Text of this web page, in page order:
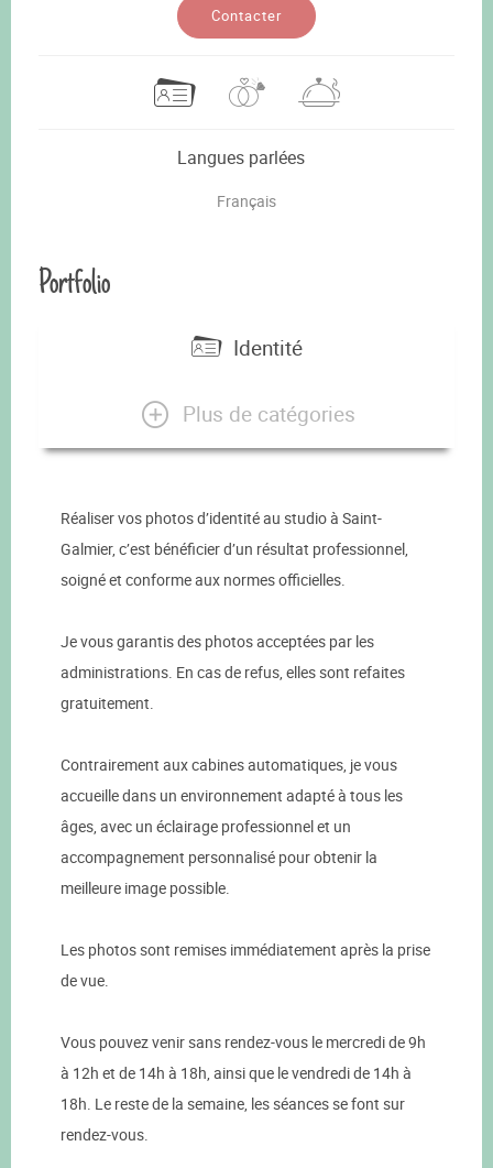
Contacter
Langues parlées
Français
Portfolio
Identité
Plus de catégories
Réaliser vos photos d’identité au studio à Saint-
Galmier, c’est bénéficier d’un résultat professionnel,
soigné et conforme aux normes officielles.
Je vous garantis des photos acceptées par les
administrations. En cas de refus, elles sont refaites
gratuitement.
Contrairement aux cabines automatiques, je vous
accueille dans un environnement adapté à tous les
âges, avec un éclairage professionnel et un
accompagnement personnalisé pour obtenir la
meilleure image possible.
Les photos sont remises immédiatement après la prise
de vue.
Vous pouvez venir sans rendez-vous le mercredi de 9h
à 12h et de 14h à 18h, ainsi que le vendredi de 14h à
18h. Le reste de la semaine, les séances se font sur
rendez-vous.